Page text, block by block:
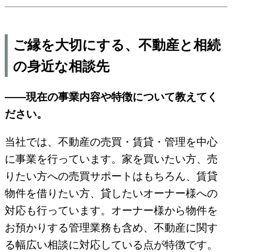
ご縁を大切にする、不動産と相続
の身近な相談先
――現在の事業内容や特徴について教えてく
ださい。
当社では、不動産の売買・賃貸・管理を中心
に事業を行っています。家を買いたい方、売
りたい方への売買サポートはもちろん、賃貸
物件を借りたい方、貸したいオーナー様への
対応も行っています。オーナー様から物件を
お預かりする管理業務も含め、不動産に関す
る幅広い相談に対応している点が特徴です。